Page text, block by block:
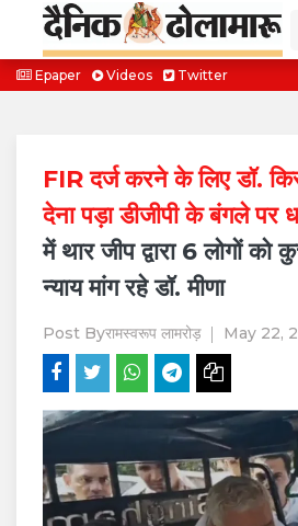
Epaper Videos Twitter
FIR दर्ज करने के लिए डॉ.
देना पड़ा डीजीपी के बंगले पर
में थार जीप द्वारा 6 लोगों
न्याय मांग रहे डॉ. मीणा
Post Byरामस्वरूप लामरोड़ May 22,